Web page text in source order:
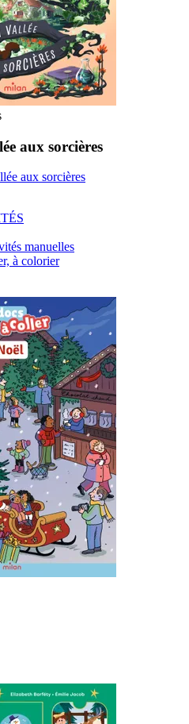
aux sorcières
aux sorcières
manuelles
à colorier